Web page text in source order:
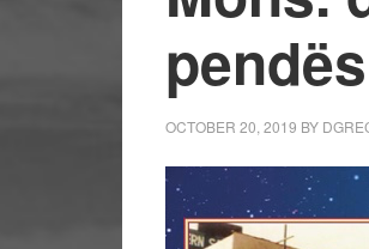
OCTOBER 20, 2019 BY